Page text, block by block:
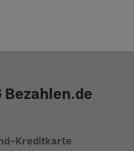
Kreditkarte